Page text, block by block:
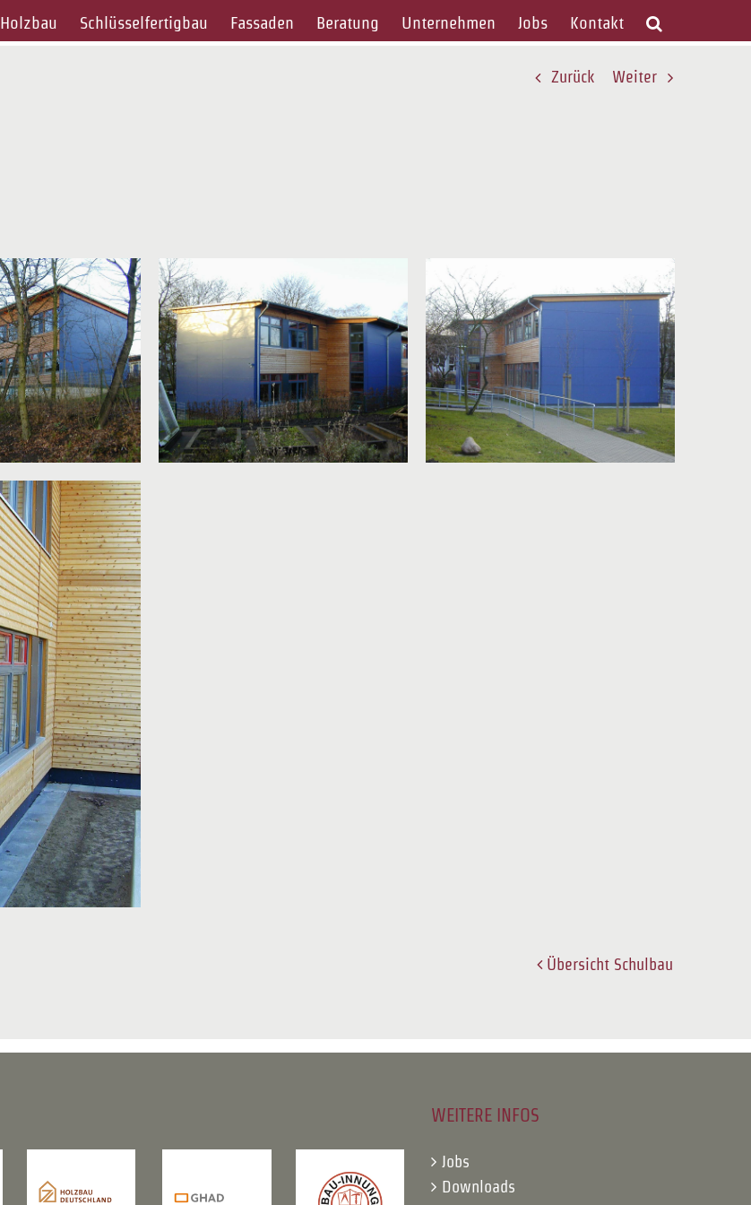
Holzbau Schlüsselfertigbau Fassaden Beratung Unternehmen Jobs Kontakt
Zurück Weiter
Übersicht Schulbau
WEITERE INFOS
Jobs
Downloads